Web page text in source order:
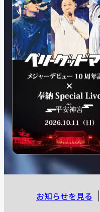
お知らせを見る